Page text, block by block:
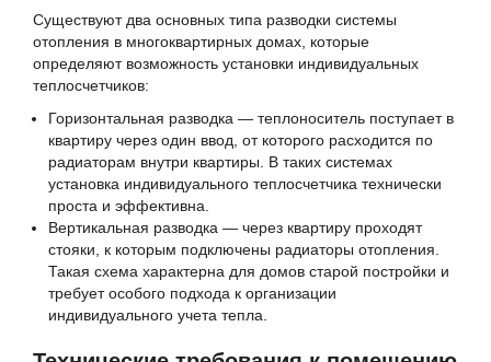
Существуют два основных типа разводки системы
отопления в многоквартирных домах, которые
определяют возможность установки индивидуальных
теплосчетчиков:
Горизонтальная разводка — теплоноситель поступает в
квартиру через один ввод, от которого расходится по
радиаторам внутри квартиры. В таких системах
установка индивидуального теплосчетчика технически
проста и эффективна.
Вертикальная разводка — через квартиру проходят
стояки, к которым подключены радиаторы отопления.
Такая схема характерна для домов старой постройки и
требует особого подхода к организации
индивидуального учета тепла.